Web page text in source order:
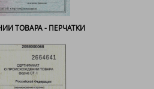
ТОВАРА - ПЕРЧАТКИ